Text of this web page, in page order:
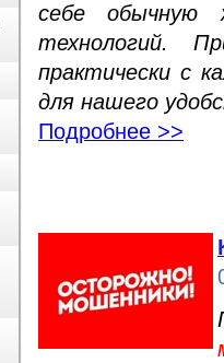
себе обычную
технологий.
практически с
для нашего
Подробнее >>